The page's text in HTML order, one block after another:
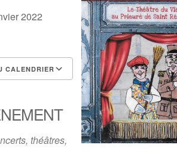
2022
CALENDRIER
Outlook Live
théâtres,